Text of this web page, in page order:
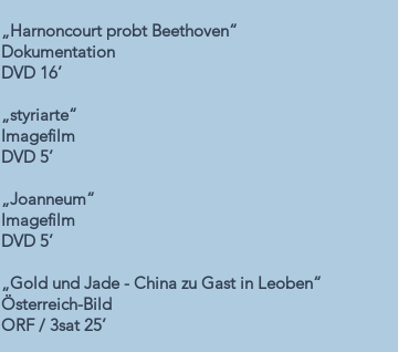
„Harnoncourt probt Beethoven“
Dokumentation
DVD 16’
„styriarte“
Imagefilm
DVD 5’
„Joanneum“
Imagefilm
DVD 5’
„Gold und Jade - China zu Gast in Leoben“
Österreich-Bild
ORF / 3sat 25’